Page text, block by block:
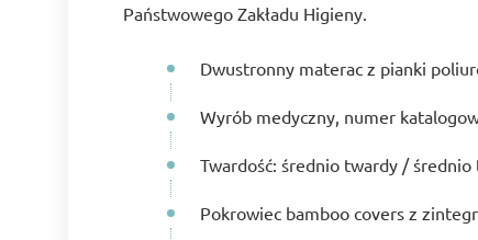
Państwowego Zakładu Higieny.
Dwustronny materac z pianki
Wyrób medyczny, numer
Twardość: średnio twardy / średnio
Pokrowiec bamboo covers z